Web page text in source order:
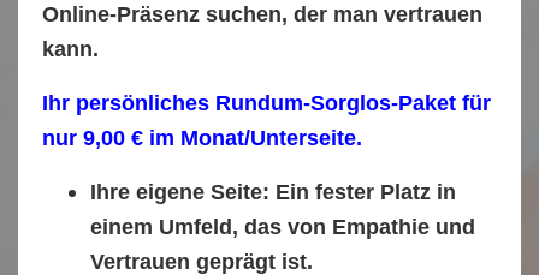
Online-Präsenz suchen, der man vertrauen
kann.
Ihr persönliches Rundum-Sorglos-Paket für
nur 9,00 € im Monat/Unterseite.
Ihre eigene Seite: Ein fester Platz in
einem Umfeld, das von Empathie und
Vertrauen geprägt ist.